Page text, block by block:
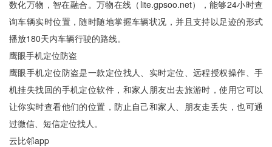
数化万物，智在融合。万物在线（lite.gpsoo.net），能够24小时查
询车辆实时位置，随时随地掌握车辆状况，并且支持以足迹的形式
播放180天内车辆行驶的路线。
鹰眼手机定位防盗
鹰眼手机定位防盗是一款定位找人、实时定位、远程授权操作、手
机挂失找回的手机定位软件，和家人朋友出去旅游时，使用它可以
让你实时查看他们的位置，防止自己和家人、朋友走丢失，也可通
过微信、短信定位找人。
云比邻app